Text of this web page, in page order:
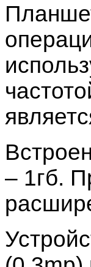
– 1гб.